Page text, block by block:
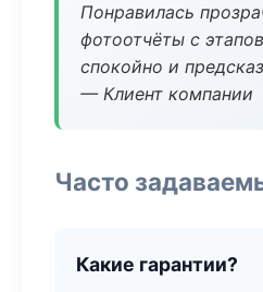
Понравилась
фотоотчёты с
спокойно и
— Клиент компании
Часто
Какие гарантии?